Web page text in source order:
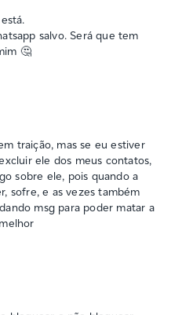
salvo. Será que tem
🤔
traição, mas se eu estiver
ele dos meus contatos,
sobre ele, pois quando a
sofre, e as vezes também
msg para poder matar a